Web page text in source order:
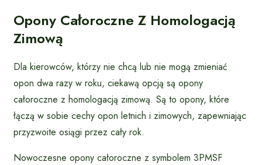
Opony Całoroczne Z Homologacją
Zimową
Dla kierowców, którzy nie chcą lub nie mogą zmieniać
opon dwa razy w roku, ciekawą opcją są opony
całoroczne z homologacją zimową. Są to opony, które
łączą w sobie cechy opon letnich i zimowych, zapewniając
przyzwoite osiągi przez cały rok.
Nowoczesne opony całoroczne z symbolem 3PMSF